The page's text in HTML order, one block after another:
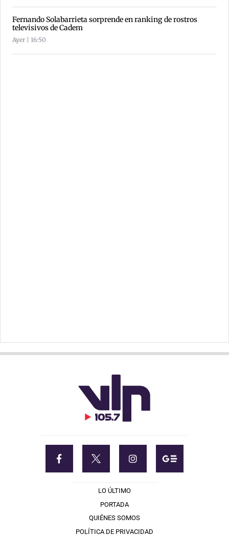
Fernando Solabarrieta sorprende en ranking de rostros
televisivos de Cadem
Ayer | 16:50
LO ÚLTIMO
PORTADA
QUIÉNES SOMOS
POLÍTICA DE PRIVACIDAD